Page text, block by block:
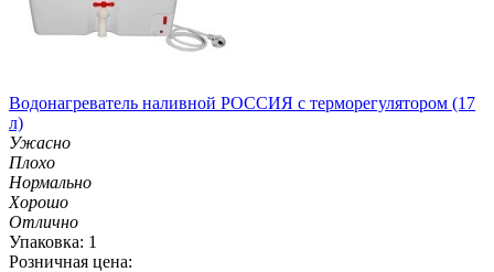
Водонагреватель наливной РОССИЯ с терморегулятором (17
л)
Ужасно
Плохо
Нормально
Хорошо
Отлично
Упаковка: 1
Розничная цена: